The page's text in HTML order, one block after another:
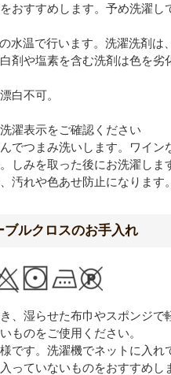
おすすめします。予め洗濯し
水温で行います。洗濯洗剤は
剤や塩素を含む洗剤は色を劣
白不可。
濯表示をご確認ください
でつまみ洗いします。ワイン
しみを取った後にお洗濯しま
汚れや色あせ防止になります。
ルクロスのお手入れ
、湿らせた布巾やスポンジで
ものをご使用ください。
です。洗濯機でネットに入
っていないものをおすすめし